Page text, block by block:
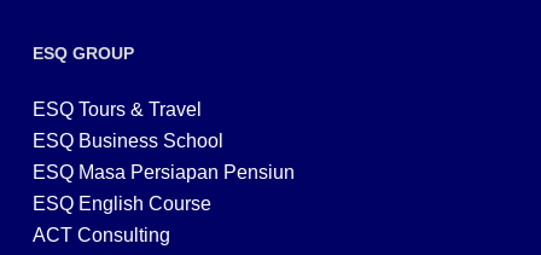
ESQ GROUP
ESQ Tours & Travel
ESQ Business School
ESQ Masa Persiapan Pensiun
ESQ English Course
ACT Consulting